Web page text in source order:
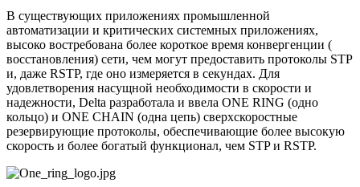
В существующих приложениях промышленной
автоматизации и критических системных приложениях,
высоко востребована более короткое время конвергенции (
восстановления) сети, чем могут предоставить протоколы STP
и, даже RSTP, где оно измеряется в секундах. Для
удовлетворения насущной необходимости в скорости и
надежности, Delta разработала и ввела ONE RING (одно
кольцо) и ONE CHAIN (одна цепь) сверхскоростные
резервирующие протоколы, обеспечивающие более высокую
скорость и более богатый функционал, чем STP и RSTP.